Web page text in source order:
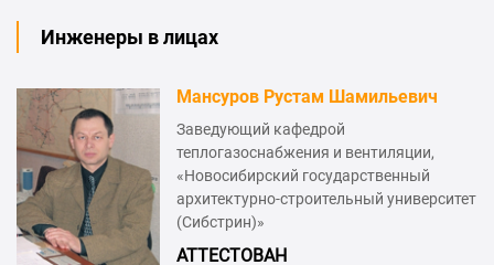
Инженеры в лицах
Мансуров Рустам Шамильевич
Заведующий кафедрой
теплогазоснабжения и вентиляции,
«Новосибирский государственный
архитектурно-строительный университет
(Сибстрин)»
АТТЕСТОВАН